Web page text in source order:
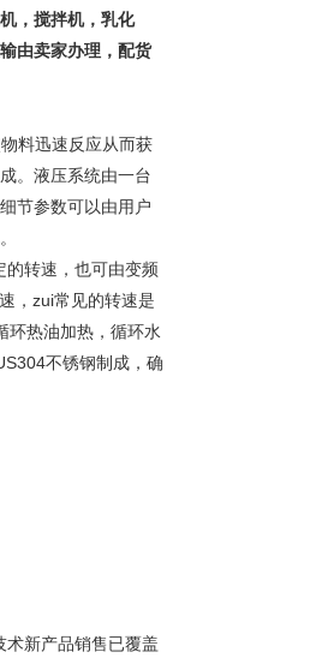
，搅拌机，乳化
由卖家办理，配货
料迅速反应从而获
。液压系统由一台
节参数可以由用户
转速，也可由变频
，zui常见的转速是
环热油加热，循环水
不锈钢制成，确
新产品销售已覆盖